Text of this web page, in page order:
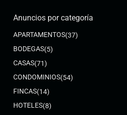
Anuncios por categoría
APARTAMENTOS(37)
BODEGAS(5)
CASAS(71)
CONDOMINIOS(54)
FINCAS(14)
HOTELES(8)